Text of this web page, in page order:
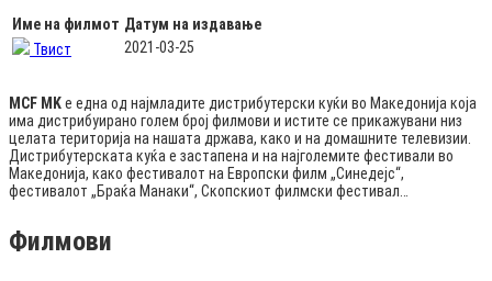
Име на филмот Датум на издавање
Твист
2021-03-25
MCF MKе една од најмладите дистрибутерски куќи во Македонија која
има дистрибуирано голем број филмови и истите се прикажувани низ
целата територија на нашата држава, како и на домашните телевизии.
Дистрибутерската куќа е застапена и на најголемите фестивали во
Македонија, како фестивалот на Европски филм „Синедејс“,
фестивалот „Браќа Манаки“, Скопскиот филмски фестивал…
Филмови